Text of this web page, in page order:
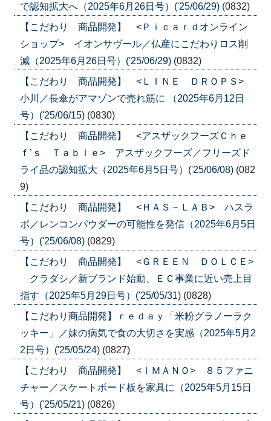
で認知拡大へ（2025年6月26日号）('25/06/29) (0832)
【こだわり 商品開発】 <Ｐｉｃａｒｄオンライン
ショップ> イオンサヴール／仏産にこだわりロス削
減（2025年6月26日号）('25/06/29) (0832)
【こだわり 商品開発】 <ＬＩＮＥ ＤＲＯＰＳ>
小川／長傘がアマゾンで売れ筋に （2025年6月12日
号）('25/06/15) (0830)
【こだわり 商品開発】 <アスザックフーズＣｈｅ
ｆ’ｓ Ｔａｂｌｅ> アスザックフーズ／フリーズド
ライ品の認知拡大（2025年6月5日号）('25/06/08) (082
9)
【こだわり 商品開発】 <ＨＡＳ－ＬＡＢ> ハスラ
ボ／レンコンパウダーの可能性を発信（2025年6月5日
号）('25/06/08) (0829)
【こだわり 商品開発】 <ＧＲＥＥＮ ＤＯＬＣＥ>
クラダシ／新ブランド始動、ＥＣ事業に近い売上目
指す（2025年5月29日号）('25/05/31) (0828)
【こだわり商品開発】ｒｅｄａｙ「米粉グラノーラク
ッキー」／妹の病気で食の大切さを実感（2025年5月2
2日号）('25/05/24) (0827)
【こだわり 商品開発】 <ＩＭＡＮＯ> ８５ファニ
チャー／スケートボード板を家具に（2025年5月15日
号）('25/05/21) (0826)